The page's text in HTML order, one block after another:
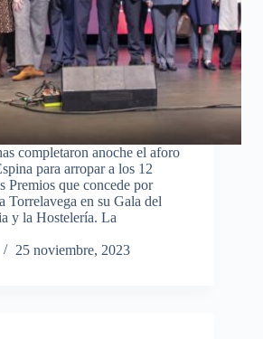
completaron anoche el aforo
para arropar a los 12
Premios que concede por
Torrelavega en su Gala del
y la Hostelería. La
25 noviembre, 2023